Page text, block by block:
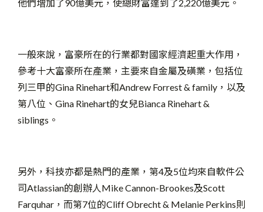
他們增加了90億美元，使總財富達到了2,220億美元。
一般來說，富豪所在的行業都對國家經濟起重大作用，
參考十大富豪所在產業，主要來自金屬及磺業，包括位
列三甲的Gina Rinehart和Andrew Forrest & family，以及
第八位、Gina Rinehart的女兒Bianca Rinehart &
siblings。
另外，科技亦都是熱門的產業，第4及5位均來自軟件公
司Atlassian的創辦人Mike Cannon-Brookes及Scott
Farquhar，而第7位的Cliff Obrecht & Melanie Perkins則